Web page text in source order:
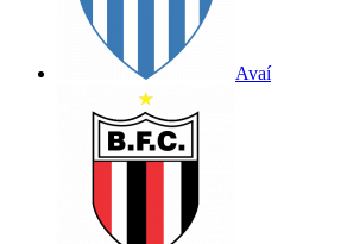
Avaí